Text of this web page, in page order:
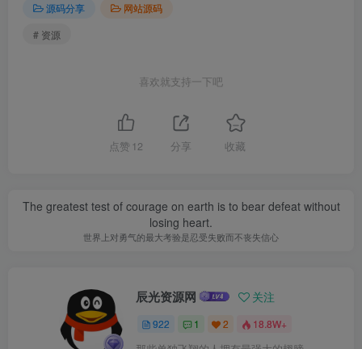
源码分享
网站源码
# 资源
喜欢就支持一下吧
点赞 12 分享 收藏
The greatest test of courage on earth is to bear defeat without
losing heart.
世界上对勇气的最大考验是忍受失败而不丧失信心
辰光资源网 关注
922 1 2 18.8W+